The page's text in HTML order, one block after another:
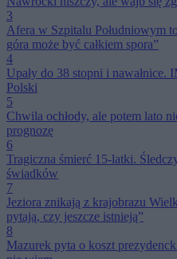
3
Afera w Szpitalu Południowym
góra może być całkiem spora”
4
Upały do 38 stopni i
Polski
5
Chwila ochłody, ale potem lato
prognozę
6
Tragiczna śmierć 15-latki.
świadków
7
Jeziora znikają z krajobrazu
pytają, czy jeszcze istnieją”
8
Mazurek pyta o koszt